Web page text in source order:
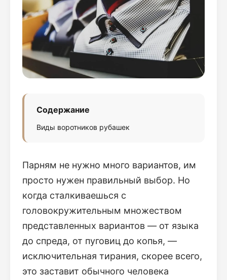
Содержание
Виды воротников рубашек
Парням не нужно много вариантов, им
просто нужен правильный выбор. Но
когда сталкиваешься с
головокружительным множеством
представленных вариантов — от языка
до спреда, от пуговиц до копья, —
исключительная тирания, скорее всего,
это заставит обычного человека